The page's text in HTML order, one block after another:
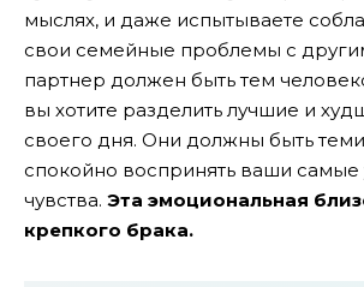
мыслях, и даже испытываете
свои семейные проблемы с
партнер должен быть тем
вы хотите разделить лучшие и
своего дня. Они должны быть
спокойно воспринять ваши
чувства. Эта эмоциональная
крепкого брака.